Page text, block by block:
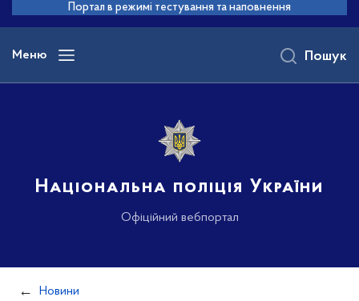
основного
вмісту
Портал в режимі тестування та наповнення
Меню
Національна поліція України
Офіційний вебпортал
Пошук
Новини